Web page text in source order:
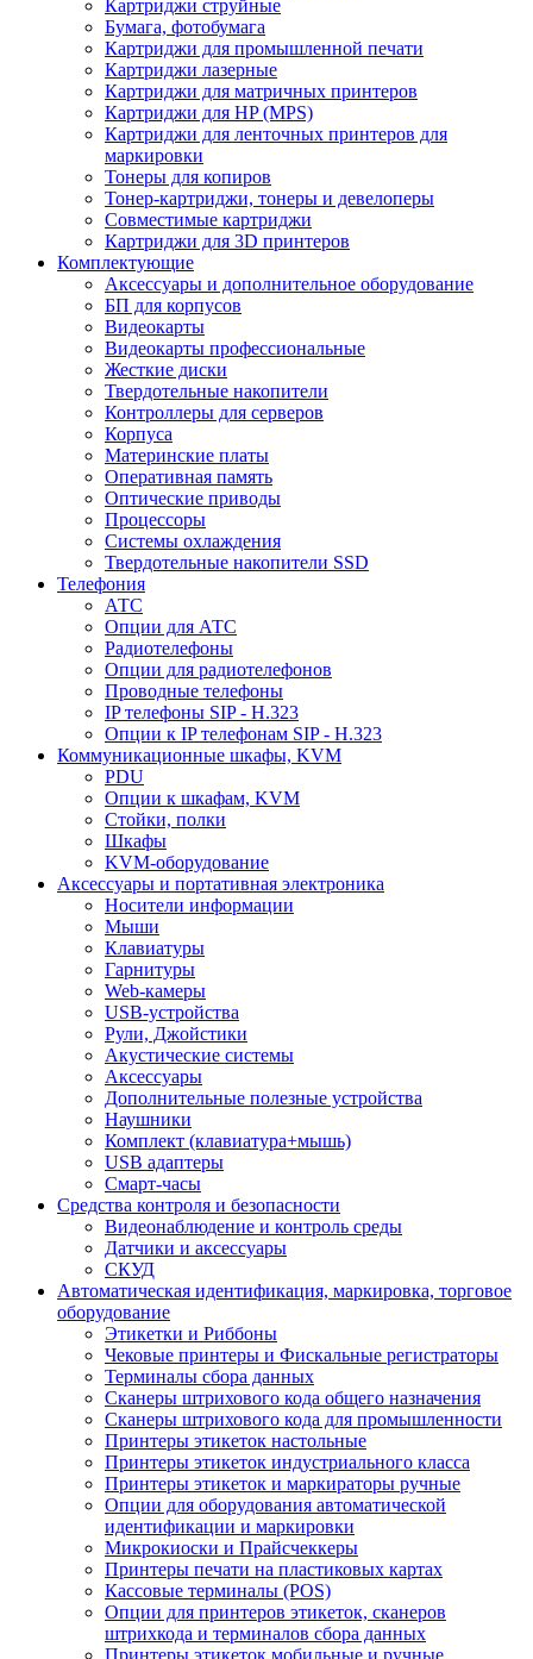
Картриджи струйные
Бумага, фотобумага
Картриджи для промышленной печати
Картриджи лазерные
Картриджи для матричных принтеров
Картриджи для HP (MPS)
Картриджи для ленточных принтеров для
маркировки
Тонеры для копиров
Тонер-картриджи, тонеры и девелоперы
Совместимые картриджи
Картриджи для 3D принтеров
Комплектующие
Аксессуары и дополнительное оборудование
БП для корпусов
Видеокарты
Видеокарты профессиональные
Жесткие диски
Твердотельные накопители
Контроллеры для серверов
Корпуса
Материнские платы
Оперативная память
Оптические приводы
Процессоры
Системы охлаждения
Твердотельные накопители SSD
Телефония
АТС
Опции для АТС
Радиотелефоны
Опции для радиотелефонов
Проводные телефоны
IP телефоны SIP - H.323
Опции к IP телефонам SIP - H.323
Коммуникационные шкафы, KVM
PDU
Опции к шкафам, KVM
Стойки, полки
Шкафы
KVM-оборудование
Аксессуары и портативная электроника
Носители информации
Мыши
Клавиатуры
Гарнитуры
Web-камеры
USB-устройства
Рули, Джойстики
Акустические системы
Аксессуары
Дополнительные полезные устройства
Наушники
Комплект (клавиатура+мышь)
USB адаптеры
Смарт-часы
Средства контроля и безопасности
Видеонаблюдение и контроль среды
Датчики и аксессуары
СКУД
Автоматическая идентификация, маркировка, торговое
оборудование
Этикетки и Риббоны
Чековые принтеры и Фискальные регистраторы
Терминалы сбора данных
Сканеры штрихового кода общего назначения
Сканеры штрихового кода для промышленности
Принтеры этикеток настольные
Принтеры этикеток индустриального класса
Принтеры этикеток и маркираторы ручные
Опции для оборудования автоматической
идентификации и маркировки
Микрокиоски и Прайсчеккеры
Принтеры печати на пластиковых картах
Кассовые терминалы (POS)
Опции для принтеров этикеток, сканеров
штрихкода и терминалов сбора данных